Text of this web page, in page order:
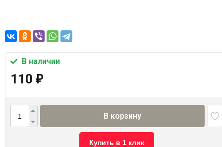
В наличии
110 ₽
В корзину
Купить в 1 клик